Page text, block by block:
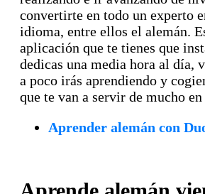
convertirte en todo un experto
idioma, entre ellos el alemán.
aplicación que te tienes que
dedicas una media hora al día,
a poco irás aprendiendo y
que te van a servir de mucho
Aprender alemán con